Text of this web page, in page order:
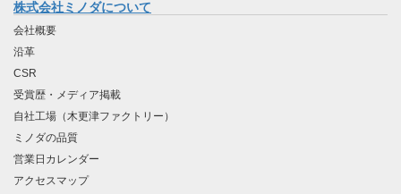
株式会社ミノダについて
会社概要
沿革
CSR
受賞歴・メディア掲載
自社工場（木更津ファクトリー）
ミノダの品質
営業日カレンダー
アクセスマップ